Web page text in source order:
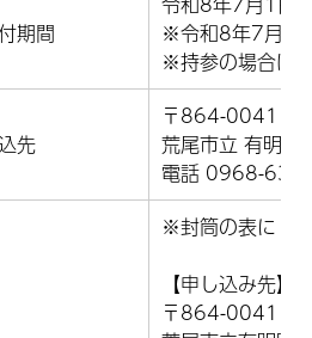
期間
※令和8年7月24
※持参の場合は
先
〒864-0041 熊
荒尾市立 有明医
電話 0968-63-
※封筒の表に「
【申し込み先】
〒864-0041 熊